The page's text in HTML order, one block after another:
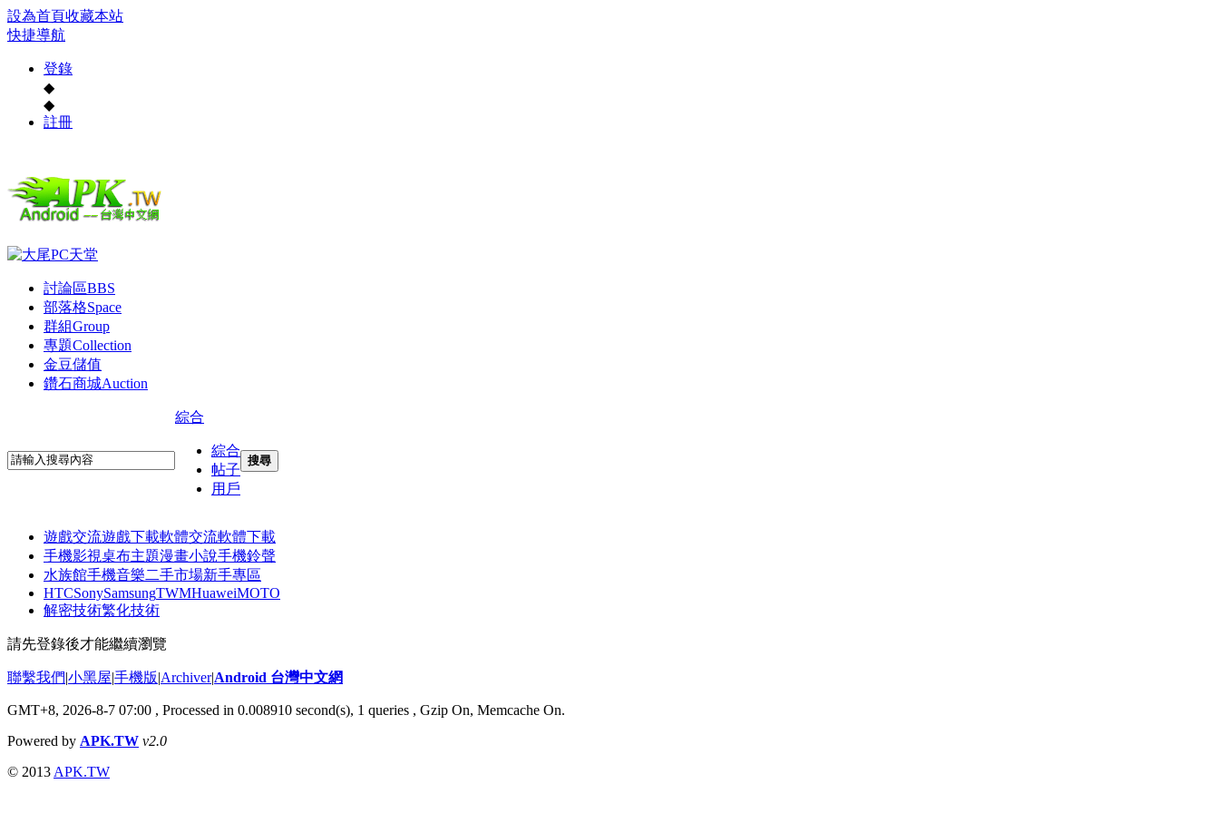
設為首頁收藏本站
快捷導航
登錄
◆
◆
註冊
討論區BBS
部落格Space
群組Group
專題Collection
金豆儲值
鑽石商城Auction
綜合
綜合
帖子
用戶
搜尋
遊戲交流遊戲下載軟體交流軟體下載
手機影視桌布主題漫畫小說手機鈴聲
水族館手機音樂二手市場新手專區
HTCSonySamsungTWMHuaweiMOTO
解密技術繁化技術
請先登錄後才能繼續瀏覽
聯繫我們|小黑屋|手機版|Archiver|Android 台灣中文網
GMT+8, 2026-8-7 07:00 , Processed in 0.008910 second(s), 1 queries , Gzip On, Memcache On.
Powered by APK.TW v2.0
© 2013 APK.TW